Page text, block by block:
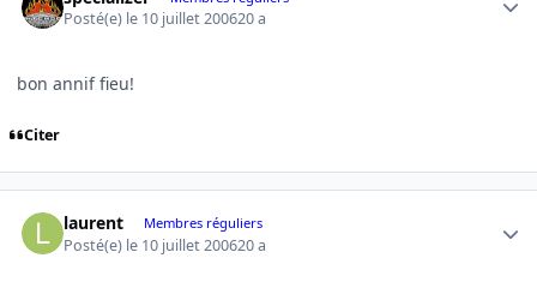
Posté(e) le 10 juillet 200620 a
bon annif fieu!
Citer
laurent Membres réguliers
Posté(e) le 10 juillet 200620 a